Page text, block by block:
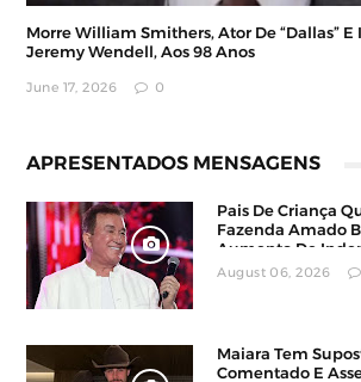
Morre William Smithers, Ator De “Dallas”
Jeremy Wendell, Aos 98 Anos
June 17, 2026 0
APRESENTADOS MENSAGENS
Pais De Criança
Fazenda Amado
Aumento De
August 06, 2026
Maiara Tem
Comentado E